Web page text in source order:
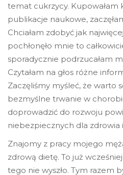
temat cukrzycy. Kupowałam
publikacje naukowe,
Chciałam zdobyć jak
pochłonęło mnie to
sporadycznie podrzucałam
Czytałam na głos różne
Zaczęliśmy myśleć, że warto
bezmyślne trwanie w
doprowadzić do rozwoju
niebezpiecznych dla zdrowia
Znajomy z pracy mojego
zdrową dietę. To już
tego nie wyszło. Tym razem